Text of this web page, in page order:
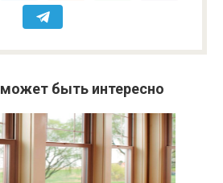
быть интересно